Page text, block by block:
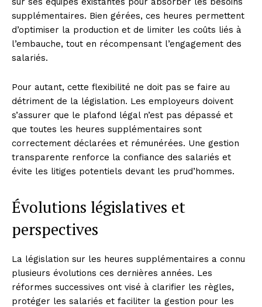
supplémentaires. Bien gérées, ces heures permettent
d’optimiser la production et de limiter les coûts liés à
l’embauche, tout en récompensant l’engagement des
salariés.
Pour autant, cette flexibilité ne doit pas se faire au
détriment de la législation. Les employeurs doivent
s’assurer que le plafond légal n’est pas dépassé et
que toutes les heures supplémentaires sont
correctement déclarées et rémunérées. Une gestion
transparente renforce la confiance des salariés et
évite les litiges potentiels devant les prud’hommes.
Évolutions législatives et
perspectives
La législation sur les heures supplémentaires a connu
plusieurs évolutions ces dernières années. Les
réformes successives ont visé à clarifier les règles,
protéger les salariés et faciliter la gestion pour les